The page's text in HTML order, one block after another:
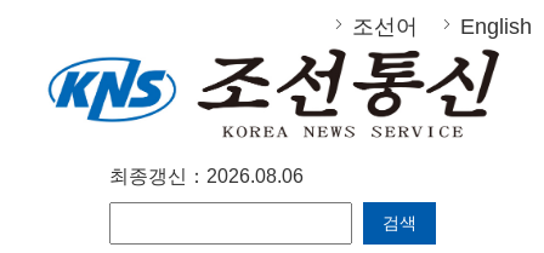
조선어 English
최종갱신：2026.08.06
검색